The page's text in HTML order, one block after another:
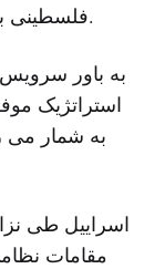
فلسطینی برای این کشور موفق عمل کرده است.
به باور
استراتژیک
به شمار می
اسراییل طی
مقامات